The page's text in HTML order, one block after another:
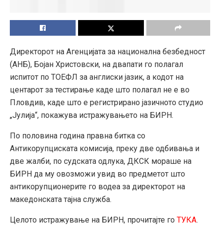
Директорот на Агенцијата за национална безбедност
(АНБ), Бојан Христовски, на двапати го полагал
испитот по ТОЕФЛ за англиски јазик, а кодот на
центарот за тестирање каде што полагал не е во
Пловдив, каде што е регистрирано јазичното студио
„Јулија“, покажува истражувањето на БИРН.
По половина година правна битка со
Антикорупциската комисија, преку две одбивања и
две жалби, по судската одлука, ДКСК мораше на
БИРН да му овозможи увид во предметот што
антикорупционерите го водеа за директорот на
македонската тајна служба.
Целото истражување на БИРН, прочитајте го ТУКА.